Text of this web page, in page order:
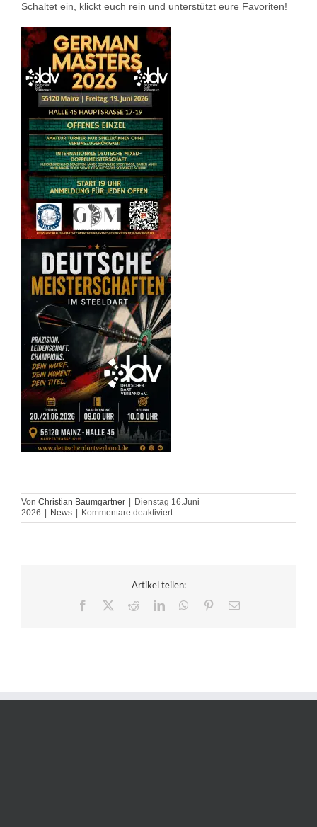
Schaltet ein, klickt euch rein und unterstützt eure Favoriten!
Von Christian Baumgartner
Dienstag 16.Juni
2026
News Kommentare deaktiviertfür
DDV
2026
Artikel teilen:
Facebook
RedditLinkedInWhatsApp
Pinterest
E-